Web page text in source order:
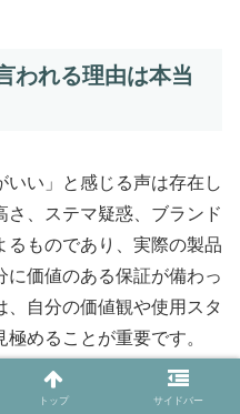
われる理由は本当
いい」と感じる声は存在し
さ、ステマ疑惑、ブランド
るものであり、実際の製品
価値のある保証が備わっ
、自分の価値観や使用スタ
めることが重要です。
トップ サイドバー